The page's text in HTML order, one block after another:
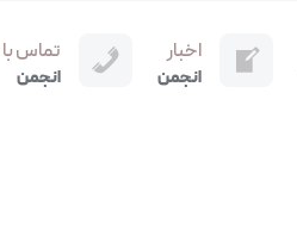
اخبار
انجمن
تماس با
انجمن